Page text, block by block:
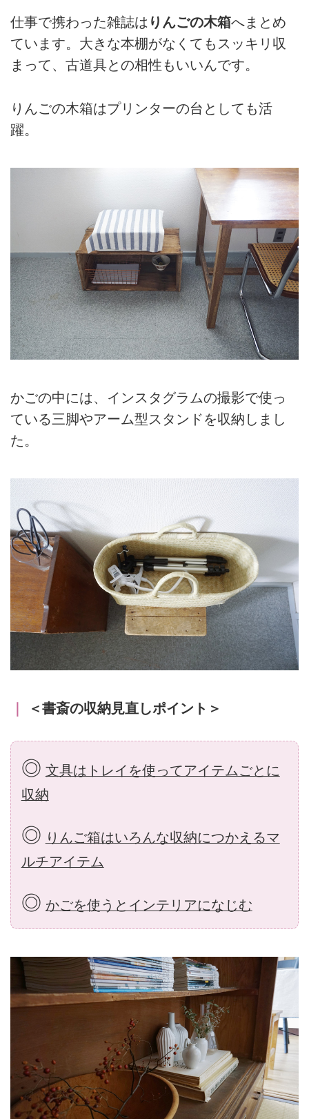
仕事で携わった雑誌は りんごの木箱へまとめ
ています。大きな本棚がなくてもスッキリ収
まって、古道具との相性もいいんです。
りんごの木箱はプリンターの台としても活
躍。
かごの中には、インスタグラムの撮影で使っ
ている三脚やアーム型スタンドを収納しまし
た。
｜ ＜書斎の収納見直しポイント＞
◎ 文具はトレイを使ってアイテムごとに
収納
◎ りんご箱はいろんな収納につかえるマ
ルチアイテム
◎ かごを使うとインテリアになじむ